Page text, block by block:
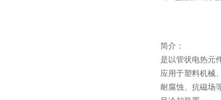
简介：
是以管状电热元
应用于塑料机械
耐腐蚀、抗磁场